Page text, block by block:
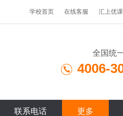
学校首页 在线客服 汇上优课
全国统
4006-
联系电话 更多